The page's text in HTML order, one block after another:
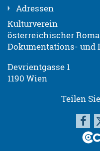
Adressen
Kulturverein
österreichischer Roma
Dokumentations-
Devrientgasse 1
1190 Wien
Teilen